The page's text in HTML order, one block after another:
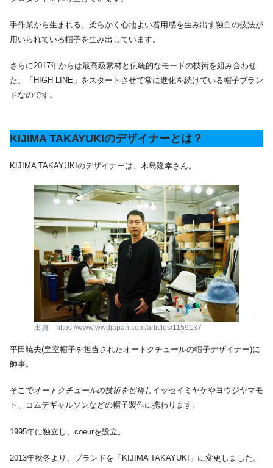
手作業から生まれる、柔らかく心地よい着用感を生み出す独自の技法が
用いられている帽子を生み出しています。
さらに2017年からは最高級素材と伝統的なモードの技術を組み合わせ
た、「HIGH LINE」をスタートさせて常に進化を続けている帽子ブラン
ドなのです。
KIJIMA TAKAYUKIのデザイナーとは？
KIJIMA TAKAYUKIのデザイナーは、木島隆幸さん。
出典 https://www.wwdjapan.com/articles/1159137
平田暁夫(皇室帽子を担当されたオートクチュールの帽子デザイナー)に
師事。
そこでオートクチュールの技術を習得し イッセイミヤケやヨウジヤマモ
ト、コムデギャルソンなどの帽子製作に携わります。
1995年に独立し、coeurを設立。
2013年秋冬より、ブランドを「KIJIMA TAKAYUKI」に変更しました。